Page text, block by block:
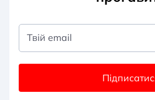
Твій email